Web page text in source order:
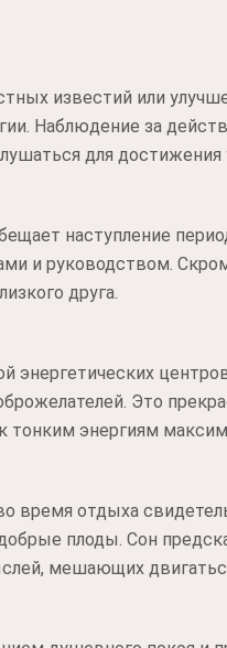
известий или
Наблюдение за
для достижения
наступление
и руководством.
друга.
энергетических
Это
тонким энергиям
время отдыха
плоды. Сон
мешающих